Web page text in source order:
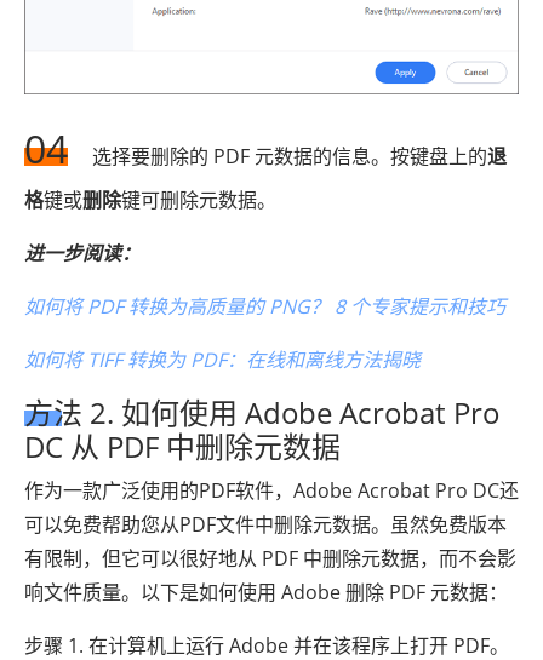
04 选择要删除的 PDF 元数据的信息。按键盘上的退
格键或删除键可删除元数据。
进一步阅读：
如何将 PDF 转换为高质量的 PNG？ 8 个专家提示和技巧
如何将 TIFF 转换为 PDF：在线和离线方法揭晓
方法 2. 如何使用 Adob​​e Acrobat Pro
DC 从 PDF 中删除元数据
作为一款广泛使用的PDF软件，Adobe Acrobat Pro DC还
可以免费帮助您从PDF文件中删除元数据。虽然免费版本
有限制，但它可以很好地从 PDF 中删除元数据，而不会影
响文件质量。以下是如何使用 Adob​​e 删除 PDF 元数据：
步骤 1. 在计算机上运行 Adob​​e 并在该程序上打开 PDF。